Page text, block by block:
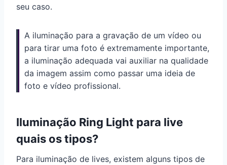
seu caso.
A iluminação para a gravação de um vídeo ou
para tirar uma foto é extremamente importante,
a iluminação adequada vai auxiliar na qualidade
da imagem assim como passar uma ideia de
foto e vídeo profissional.
Iluminação Ring Light para live
quais os tipos?
Para iluminação de lives, existem alguns tipos de